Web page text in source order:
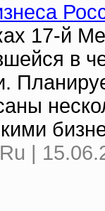
17-й
в
|